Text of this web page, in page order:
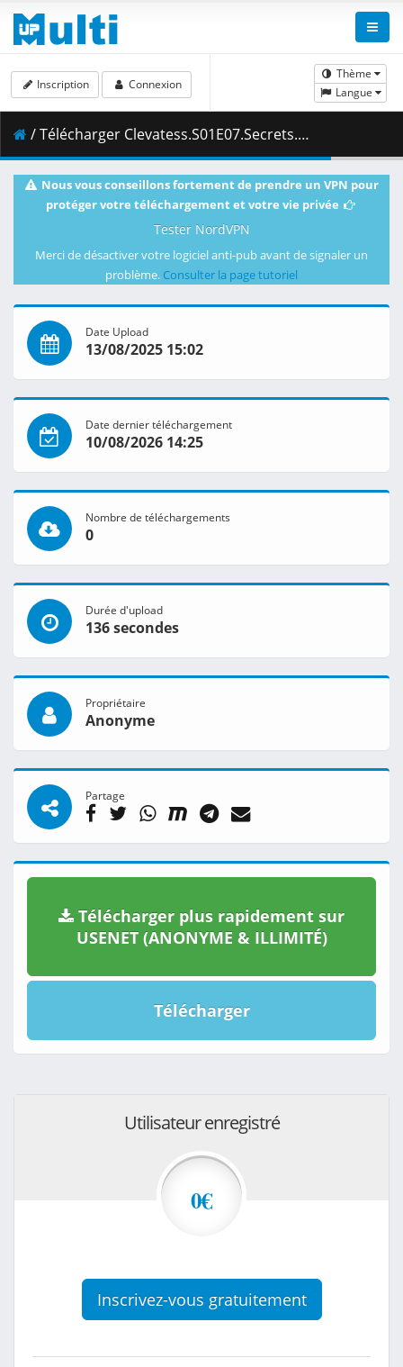
Thème
Langue
Inscription Connexion
/ Télécharger Clevatess.S01E07.Secrets.of.Magic.1080p.CR.WEB-DL.DUAL.AAC2.0.H.264-VARYG.mkv.003 ( 474.00 MB )
Nous vous conseillons fortement de prendre un VPN pour
protéger votre téléchargement et votre vie privée
Tester NordVPN
Merci de désactiver votre logiciel anti-pub avant de signaler un
problème. Consulter la page tutoriel
Date Upload
13/08/2025 15:02
Date dernier téléchargement
10/08/2026 14:25
Nombre de téléchargements
0
Durée d'upload
136 secondes
Propriétaire
Anonyme
Partage
Télécharger plus rapidement sur
USENET (ANONYME & ILLIMITÉ)
Télécharger
Utilisateur enregistré
0€
Inscrivez-vous gratuitement